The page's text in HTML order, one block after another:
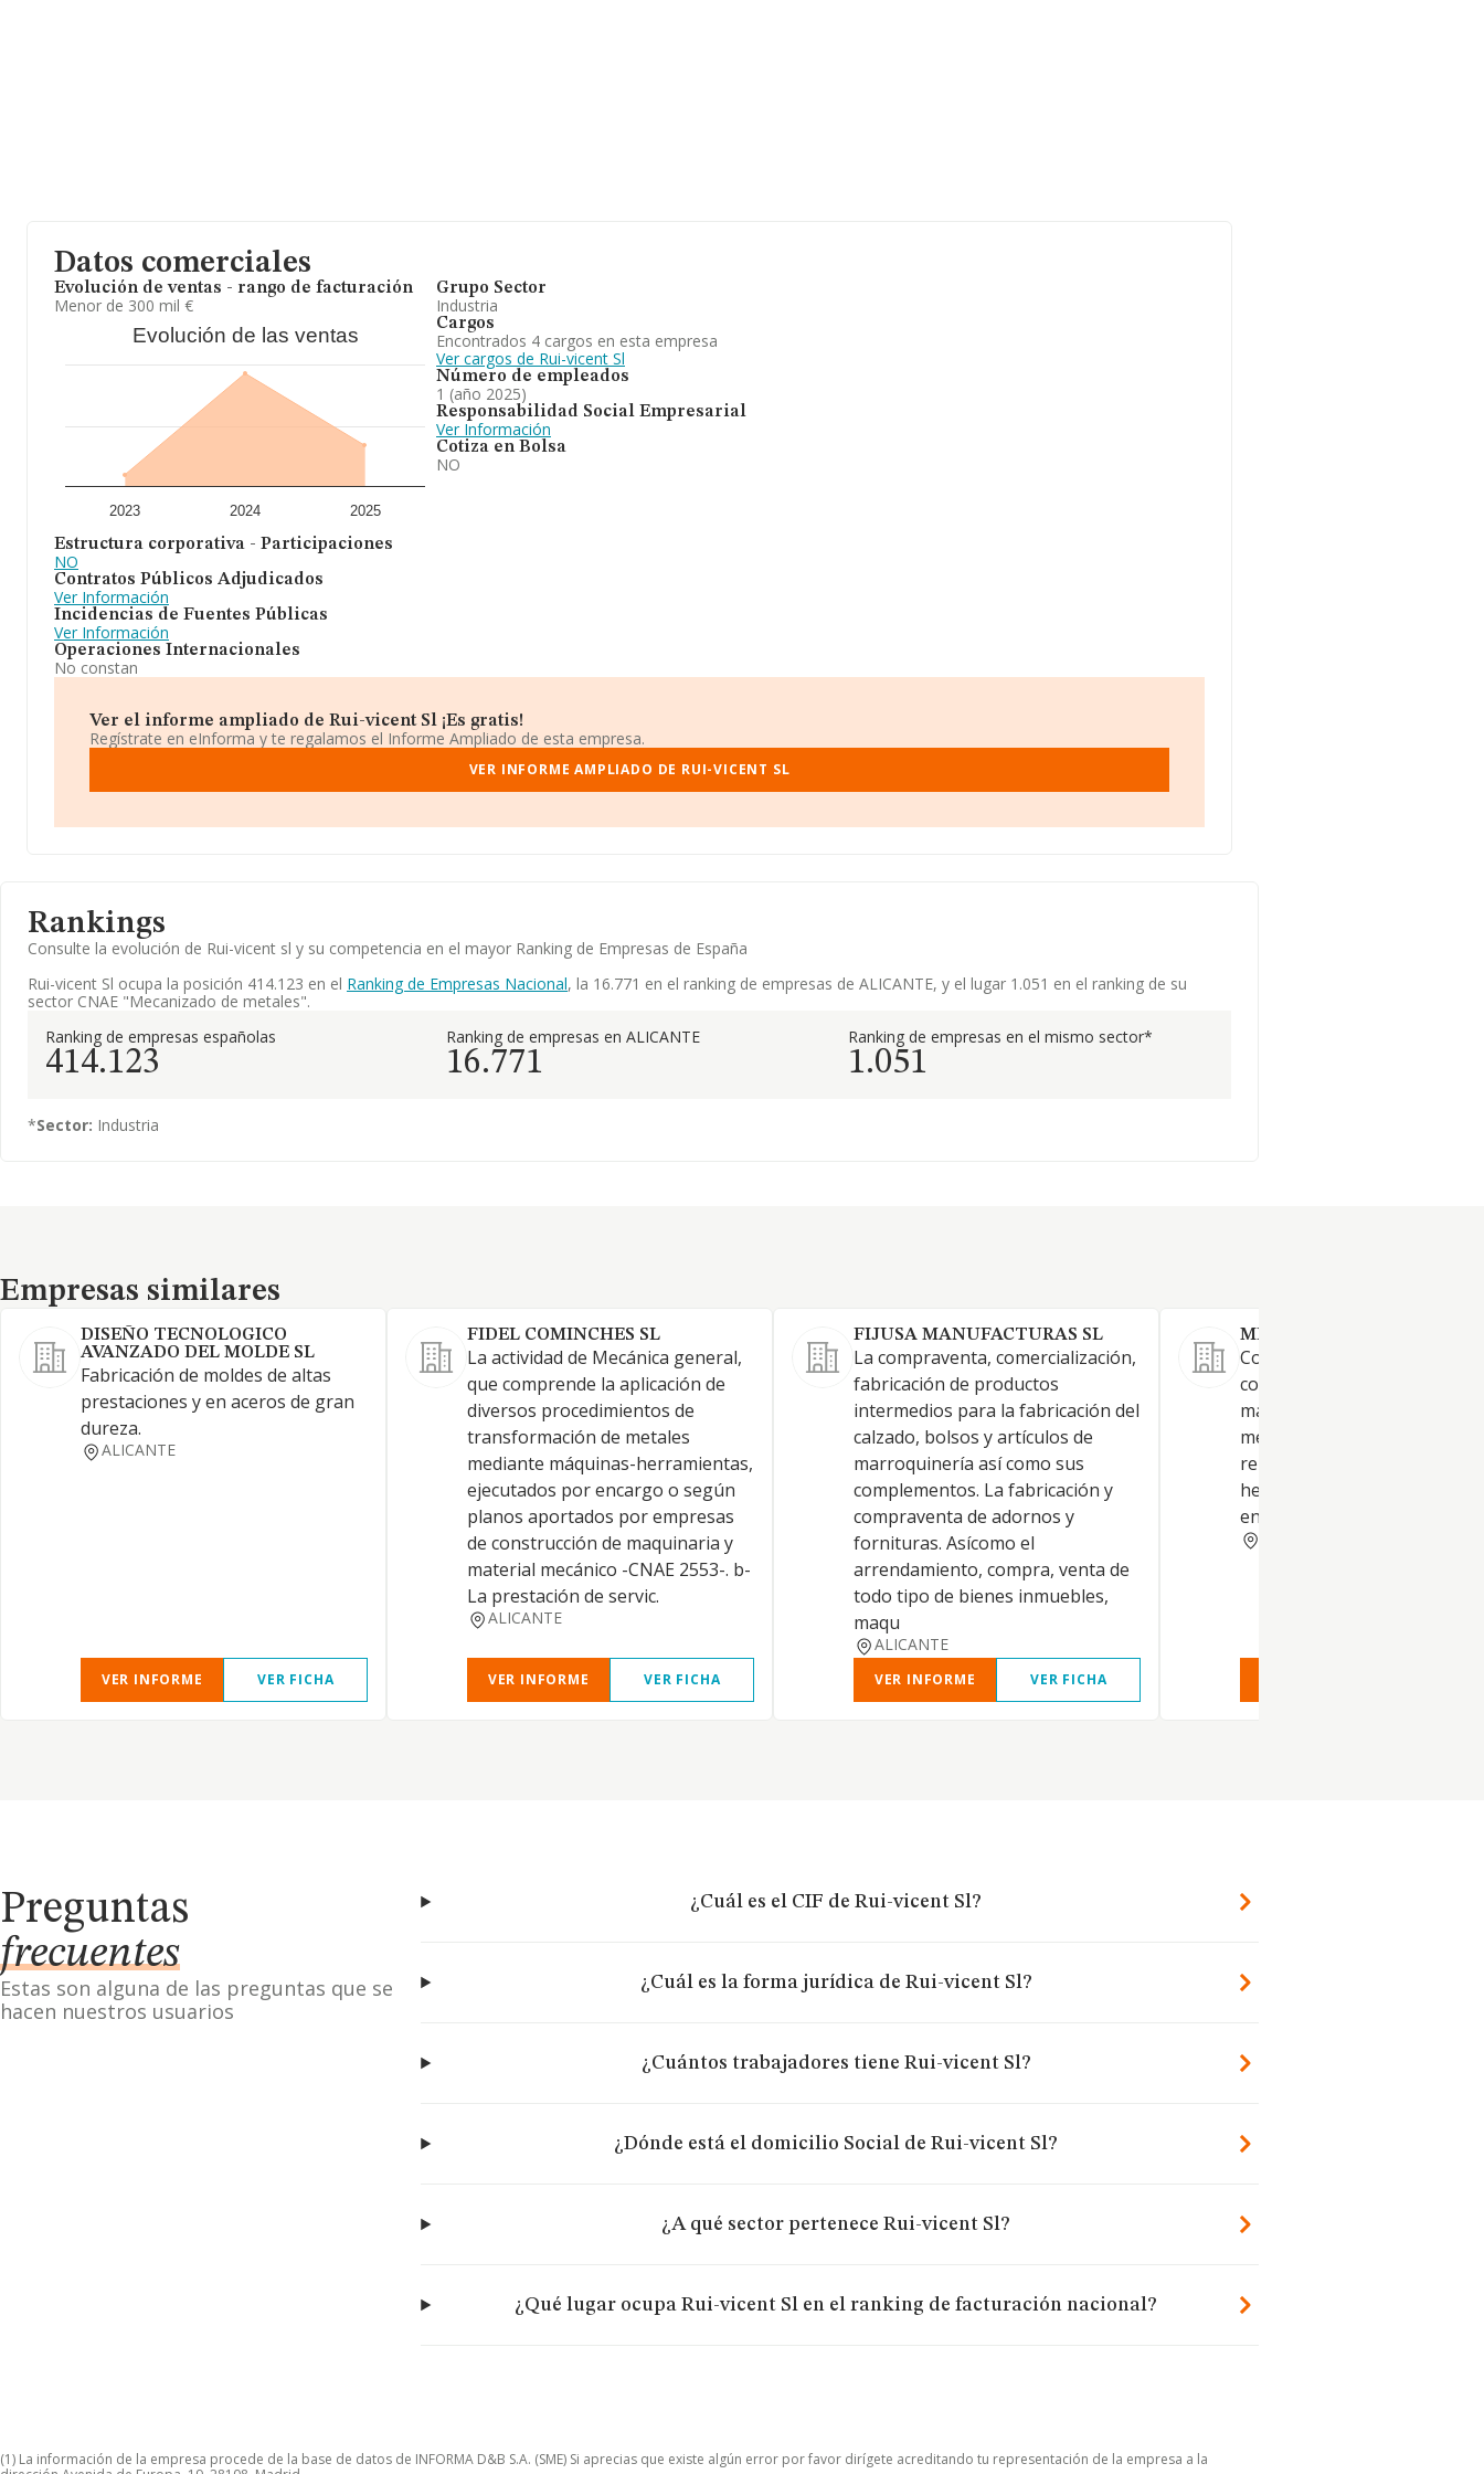
Datos comerciales
Evolución de ventas - rango de facturación
Menor de 300 mil €
Evolución de las ventas
2023 2024 2025
Estructura corporativa - Participaciones
NO
Contratos Públicos Adjudicados
Ver Información
Incidencias de Fuentes Públicas
Ver Información
Operaciones Internacionales
No constan
Grupo Sector
Industria
Cargos
Encontrados 4 cargos en esta empresa
Ver cargos de Rui-vicent Sl
Número de empleados
1 (año 2025)
Responsabilidad Social Empresarial
Ver Información
Cotiza en Bolsa
NO
Ver el informe ampliado de Rui-vicent Sl ¡Es gratis!
Regístrate en eInforma y te regalamos el Informe Ampliado de esta empresa.
VER INFORME AMPLIADO DE RUI-VICENT SL
Rankings
Consulte la evolución de Rui-vicent sl y su competencia en el mayor Ranking de Empresas de España
Rui-vicent Sl ocupa la posición 414.123 en el Ranking de Empresas Nacional, la 16.771 en el ranking de empresas de ALICANTE, y el lugar 1.051 en el ranking de su
sector CNAE "Mecanizado de metales".
Ranking de empresas españolas
414.123
Ranking de empresas en ALICANTE
16.771
Ranking de empresas en el mismo sector*
1.051
*Sector: Industria
Empresas similares
Empresas similares
DISEÑO TECNOLOGICO
AVANZADO DEL MOLDE SL
Fabricación de moldes de altas
prestaciones y en aceros de gran
dureza.
ALICANTE
VER INFORME VER FICHA
FIDEL COMINCHES SL
La actividad de Mecánica general,
que comprende la aplicación de
diversos procedimientos de
transformación de metales
mediante máquinas-herramientas,
ejecutados por encargo o según
planos aportados por empresas
de construcción de maquinaria y
material mecánico -CNAE 2553-. b-
La prestación de servic.
ALICANTE
VER INFORME VER FICHA
FIJUSA MANUFACTURAS SL
La compraventa, comercialización,
fabricación de productos
intermedios para la fabricación del
calzado, bolsos y artículos de
marroquinería así como sus
complementos. La fabricación y
compraventa de adornos y
fornituras. Asícomo el
arrendamiento, compra, venta de
todo tipo de bienes inmuebles,
maqu
ALICANTE
VER INFORME VER FICHA
MECAINTEC 2012 SL.
Construcción, reparación y
compraventa de todo tipo de
maquinaria agrícolae
mecánica en general y
reparación y compraventa de
herramientas y artículos
en metales
Preguntas
frecuentes
Estas son alguna de las preguntas que se
hacen nuestros usuarios
¿Cuál es el CIF de Rui-vicent Sl?
¿Cuál es la forma jurídica de Rui-vicent Sl?
¿Cuántos trabajadores tiene Rui-vicent Sl?
¿Dónde está el domicilio Social de Rui-vicent Sl?
¿A qué sector pertenece Rui-vicent Sl?
¿Qué lugar ocupa Rui-vicent Sl en el ranking de facturación nacional?
(1) La información de la empresa procede de la base de datos de INFORMA D&B S.A. (SME) Si aprecias que existe algún error por favor dirígete acreditando tu representación de la empresa a la